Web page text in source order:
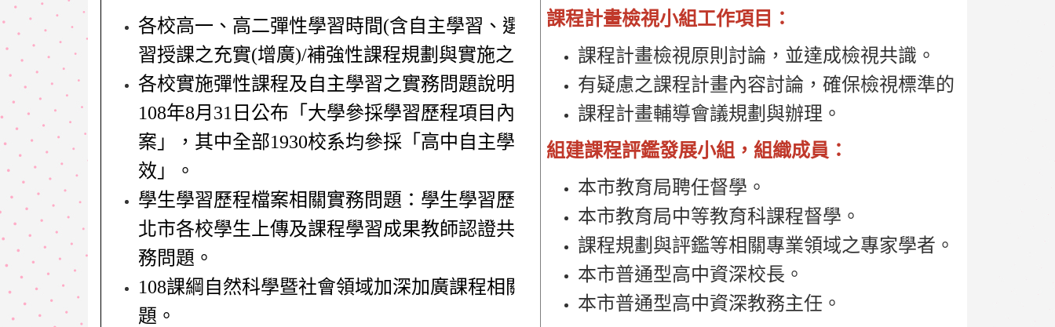
各校高一、高二彈性學習時間(含自主學習、選手培訓、全學
習授課之充實(增廣)/補強性課程規劃與實施之實務問題。
各校實施彈性課程及自主學習之實務問題說明：大學招聯會
108年8月31日公布「大學參採學習歷程項目內容(核心資料)草
案」，其中全部1930校系均參採「高中自主學習計畫與執行成
效」。
學生學習歷程檔案相關實務問題：學生學習歷程檔案製作、臺
北市各校學生上傳及課程學習成果教師認證共同時限等相關實
務問題。
108課綱自然科學暨社會領域加深加廣課程相關教學實務問
題。
課程計畫檢視小組工作項目：
課程計畫檢視原則討論，並達成檢視共識。
有疑慮之課程計畫內容討論，確保檢視標準的一致性。
課程計畫輔導會議規劃與辦理。
組建課程評鑑發展小組，組織成員：
本市教育局聘任督學。
本市教育局中等教育科課程督學。
課程規劃與評鑑等相關專業領域之專家學者。
本市普通型高中資深校長。
本市普通型高中資深教務主任。